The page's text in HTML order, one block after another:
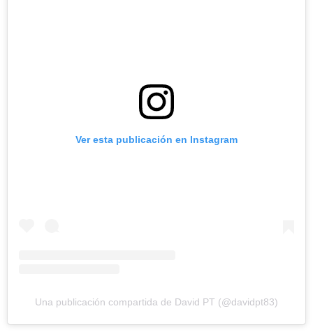
Ver esta publicación en Instagram
Una publicación compartida de David PT (@davidpt83)